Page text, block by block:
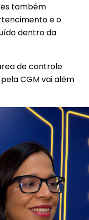
também
e o
dentro da
de controle
CGM vai além